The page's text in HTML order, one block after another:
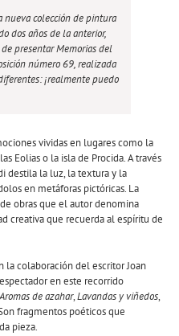
nueva colección de pintura
dos años de la anterior,
presentarMemorias del
número 69, realizada
¡realmente puedo
vividas en lugares como la
Eolias o la isla de Procida. A través
destila la luz, la textura y la
en metáforas pictóricas. La
obras que el autor denomina
creativa que recuerda al espíritu de
la colaboración del escritor Joan
en este recorrido
Aromas de azahar,Lavandas y viñedos,
fragmentos poéticos que
pieza.